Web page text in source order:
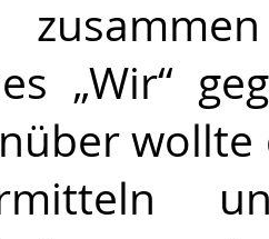
„Wir“